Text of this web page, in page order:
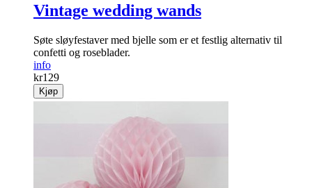
Vintage wedding wands
Søte sløyfestaver med bjelle som er et festlig alternativ til
confetti og roseblader.
info
kr129
Kjøp